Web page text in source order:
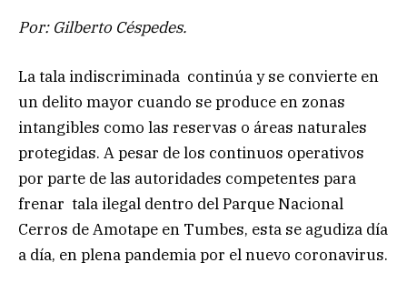
Por: Gilberto Céspedes.
La tala indiscriminada continúa y se convierte en
un delito mayor cuando se produce en zonas
intangibles como las reservas o áreas naturales
protegidas. A pesar de los continuos operativos
por parte de las autoridades competentes para
frenar tala ilegal dentro del Parque Nacional
Cerros de Amotape en Tumbes, esta se agudiza día
a día, en plena pandemia por el nuevo coronavirus.